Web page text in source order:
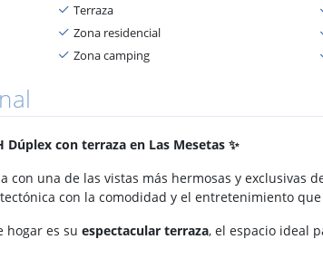
Terraza
Zona residencial
Zona camping
con terraza en Las Mesetas ✨
con una de las vistas más hermosas y exclusivas
con la comodidad y el entretenimiento
hogar es su espectacular terraza, el espacio ideal